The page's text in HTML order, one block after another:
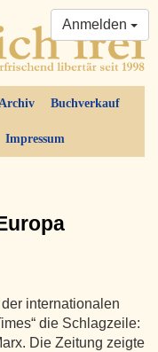
Buchverkauf
Impressum
Anmelden
internationalen
die Schlagzeile:
Die Zeitung zeigte